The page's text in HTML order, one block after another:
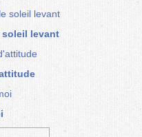
soleil levant